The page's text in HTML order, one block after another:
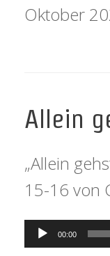
Oktober
Allein
„Allein
15-16 von
Audio-
00:00